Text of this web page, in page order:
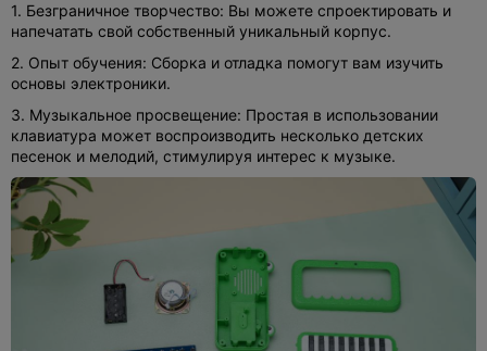
1. Безграничное творчество: Вы можете спроектировать и
напечатать свой собственный уникальный корпус.
2. Опыт обучения: Сборка и отладка помогут вам изучить
основы электроники.
3. Музыкальное просвещение: Простая в использовании
клавиатура может воспроизводить несколько детских
песенок и мелодий, стимулируя интерес к музыке.